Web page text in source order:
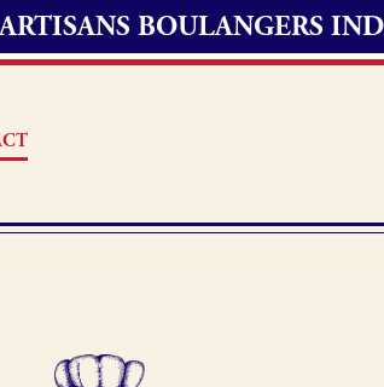
BOULANGERS
Offres d’emploi